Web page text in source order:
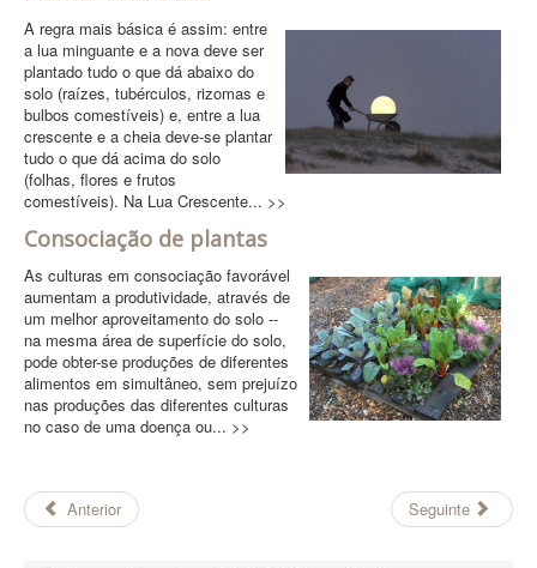
A regra mais básica é assim: entre
a lua minguante e a nova deve ser
plantado tudo o que dá abaixo do
solo (raízes, tubérculos, rizomas e
bulbos comestíveis) e, entre a lua
crescente e a cheia deve-se plantar
tudo o que dá acima do solo
(folhas, flores e frutos
comestíveis). Na Lua Crescente... >>
Consociação de plantas
As culturas em consociação favorável
aumentam a produtividade, através de
um melhor aproveitamento do solo --
na mesma área de superfície do solo,
pode obter-se produções de diferentes
alimentos em simultâneo, sem prejuízo
nas produções das diferentes culturas
no caso de uma doença ou... >>
Anterior Seguinte